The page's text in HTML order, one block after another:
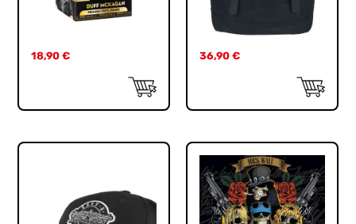
18,90€ 36,90 €